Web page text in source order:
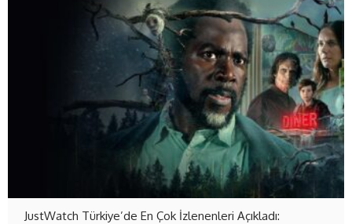
JustWatch Türkiye’de En Çok İzlenenleri Açıkladı: